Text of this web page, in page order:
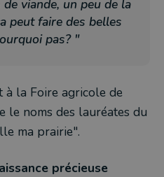
viande, un peu de la
peut faire des belles
pas? "
la Foire agricole de
le noms des lauréates du
ma prairie".
précieuse